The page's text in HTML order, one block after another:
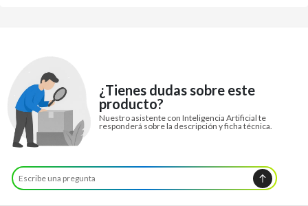
¿Tienes dudas sobre este
producto?
Nuestro asistente con Inteligencia Artificial te
responderá sobre la descripción y ficha técnica.